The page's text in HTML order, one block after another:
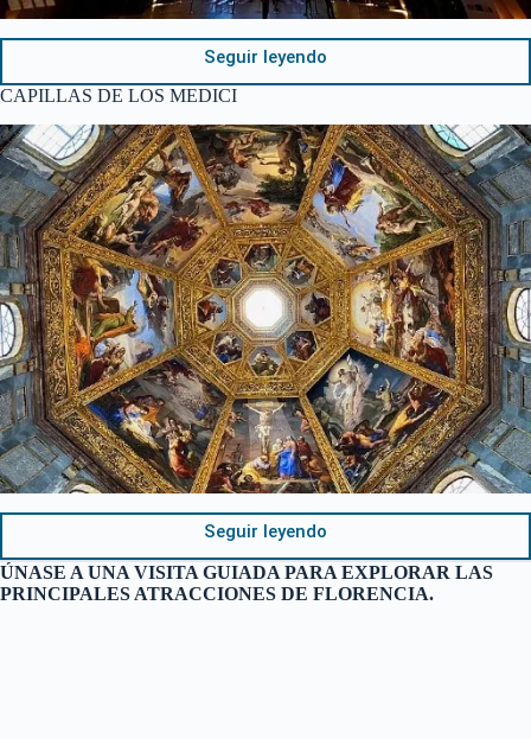
Seguir leyendo
CAPILLAS DE LOS MEDICI
Seguir leyendo
ÚNASE A UNA VISITA GUIADA PARA EXPLORAR LAS
PRINCIPALES ATRACCIONES DE FLORENCIA.